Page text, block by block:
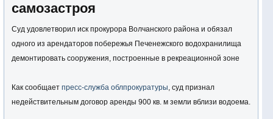
самозастроя
Суд удовлетворил иск прокурора Волчанского района и обязал
одного из арендаторов побережья Печенежского водохранилища
демонтировать сооружения, построенные в рекреационной зоне
Как сообщает пресс-служба облпрокуратуры, суд признал
недействительным договор аренды 900 кв. м земли вблизи водоема.